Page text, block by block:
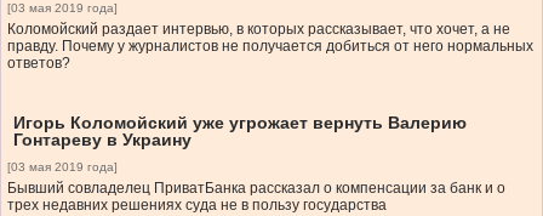
[03 мая 2019 года]
Коломойский раздает интервью, в которых рассказывает, что хочет, а не
правду. Почему у журналистов не получается добиться от него нормальных
ответов?
Игорь Коломойский уже угрожает вернуть Валерию
Гонтареву в Украину
[03 мая 2019 года]
Бывший совладелец ПриватБанка рассказал о компенсации за банк и о
трех недавних решениях суда не в пользу государства